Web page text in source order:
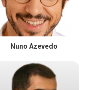
Nuno Azevedo